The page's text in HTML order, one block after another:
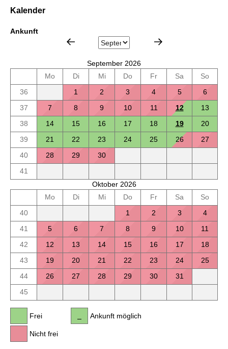
Kalender
Ankunft
September 2026
Mo
Di Mi Do Fr Sa
So
36
1 2 3 4 5
6
37
7 8 9 10 11 12
13
38
14 15 16 17 18 19
20
39
21 22 23 24 25 26
27
40
28 29
30
41
Oktober 2026
Mo
Di Mi Do Fr Sa
So
40
1 2 3
4
41
5 6 7 8 9 10
11
42
12 13 14 15 16 17
18
43
19 20 21 22 23 24
25
44
26 27 28 29 30
31
45
Frei
Nicht frei
Ankunft möglich